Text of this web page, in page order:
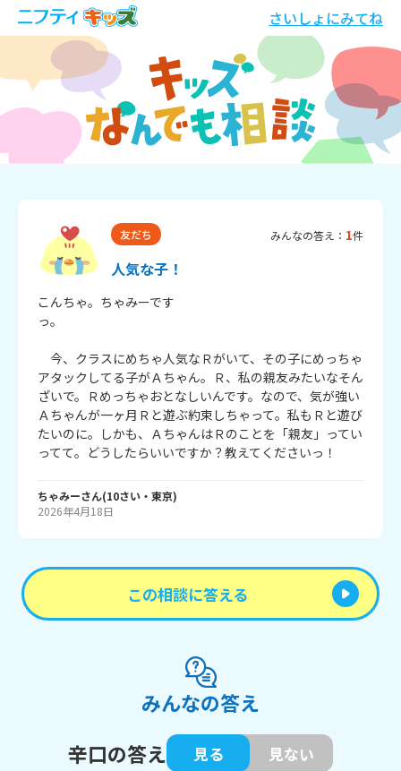
さいしょにみてね
友だち みんなの答え： 1件
人気な子！
こんちゃ。ちゃみーです
っ。
今、クラスにめちゃ人気なＲがいて、その子にめっちゃ
アタックしてる子がＡちゃん。Ｒ、私の親友みたいなそん
ざいで。Ｒめっちゃおとなしいんです。なので、気が強い
Ａちゃんが一ヶ月Ｒと遊ぶ約束しちゃって。私もＲと遊び
たいのに。しかも、ＡちゃんはＲのことを「親友」ってい
ってて。どうしたらいいですか？教えてくださいっ！
ちゃみーさん(10さい・ 東京)
2026年4月18日
この相談に答える
みんなの答え
辛口の答え
見る 見ない